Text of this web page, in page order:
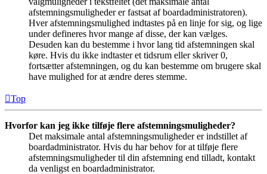
afstemningsmuligheder er fastsat af boardadministratoren).
Hver afstemningsmulighed indtastes på en linje for sig, og lige
under defineres hvor mange af disse, der kan vælges.
Desuden kan du bestemme i hvor lang tid afstemningen skal
køre. Hvis du ikke indtaster et tidsrum eller skriver 0,
fortsætter afstemningen, og du kan bestemme om brugere skal
have mulighed for at ændre deres stemme.
Top
Hvorfor kan jeg ikke tilføje flere afstemningsmuligheder?
Det maksimale antal afstemningsmuligheder er indstillet af
boardadministrator. Hvis du har behov for at tilføje flere
afstemningsmuligheder til din afstemning end tilladt, kontakt
da venligst en boardadministrator.